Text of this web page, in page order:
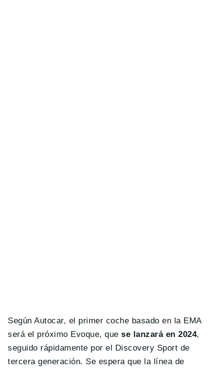
Según Autocar, el primer coche basado en la EMA
será el próximo Evoque, quese lanzará en 2024,
seguido rápidamente por el Discovery Sport de
tercera generación. Se espera que la línea de